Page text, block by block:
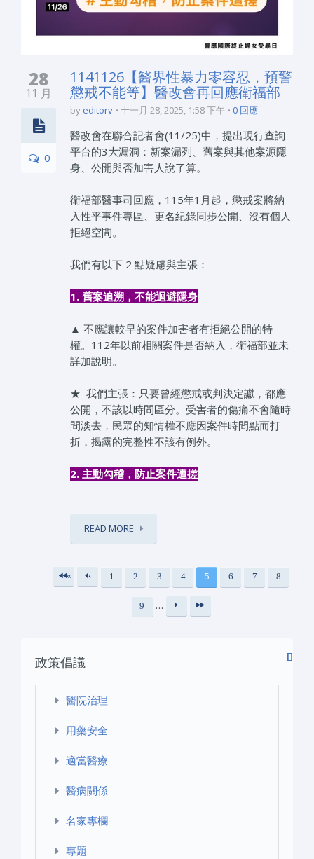
28
11 月
0
1141126【醫界性暴力零容忍，預警
懲戒不能等】醫改會再回應衛福部
by editorv 十一月 28, 2025, 1:58 下午 0 回應
醫改會在聯合記者會(11/25)中，提出現行查詢
平台的3大漏洞：新案漏列、舊案與其他案源隱
身、公開與否加害人說了算。
衛福部醫事司回應，115年1月起，懲戒案將納
入性平事件專區、更名紀錄同步公開、沒有個人
拒絕空間。
我們有以下 2 點疑慮與主張：
1. 舊案追溯，不能迴避隱身
▲ 不應讓較早的案件加害者有拒絕公開的特
權。112年以前相關案件是否納入，衛福部並未
詳加說明。
★ 我們主張：只要曾經懲戒或判決定讞，都應
公開，不該以時間區分。受害者的傷痛不會隨時
間淡去，民眾的知情權不應因案件時間點而打
折，揭露的完整性不該有例外。
2. 主動勾稽，防止案件遭搓
READ MORE
頁面
«
‹
1 2 3 4 5 6 7 8
9 …
政策倡議
醫院治理
用藥安全
適當醫療
醫病關係
名家專欄
專題